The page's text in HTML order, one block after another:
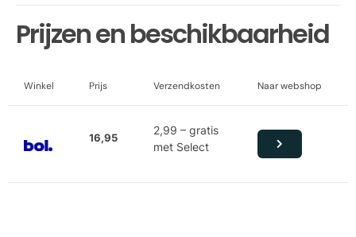
Prijzen en beschikbaarheid
Winkel Prijs Verzendkosten Naar webshop
16,95
2,99 – gratis
met Select